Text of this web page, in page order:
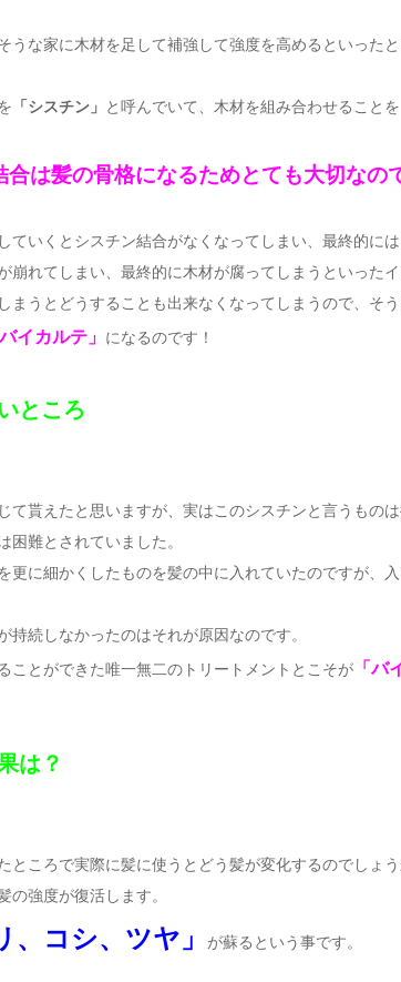
うな家に木材を足して補強して強度を高めるといったと
「シスチン」 と呼んでいて、木材を組み合わせることを
合は髪の骨格になるためとても大切なの
ていくとシスチン結合がなくなってしまい、最終的に
崩れてしまい、最終的に木材が腐ってしまうといったイ
まうとどうすることも出来なくなってしまうので、そ
バイカルテ」 になるのです！
ところ
て貰えたと思いますが、実はこのシスチンと言うものは
難とされていました。
更に細かくしたものを髪の中に入れていたのですが、
持続しなかったのはそれが原因なのです。
ことができた唯一無二のトリートメントとこそが 「バ
は？
ところで実際に髪に使うとどう髪が変化するのでしょう
の強度が復活します。
、コシ、ツヤ」 が蘇るという事です。